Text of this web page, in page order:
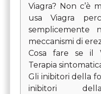
Viagra? Non c’è
usa Viagra
semplicemente
meccanismi di
Cosa fare se il
Terapia
Gli inibitori della
inibitori della